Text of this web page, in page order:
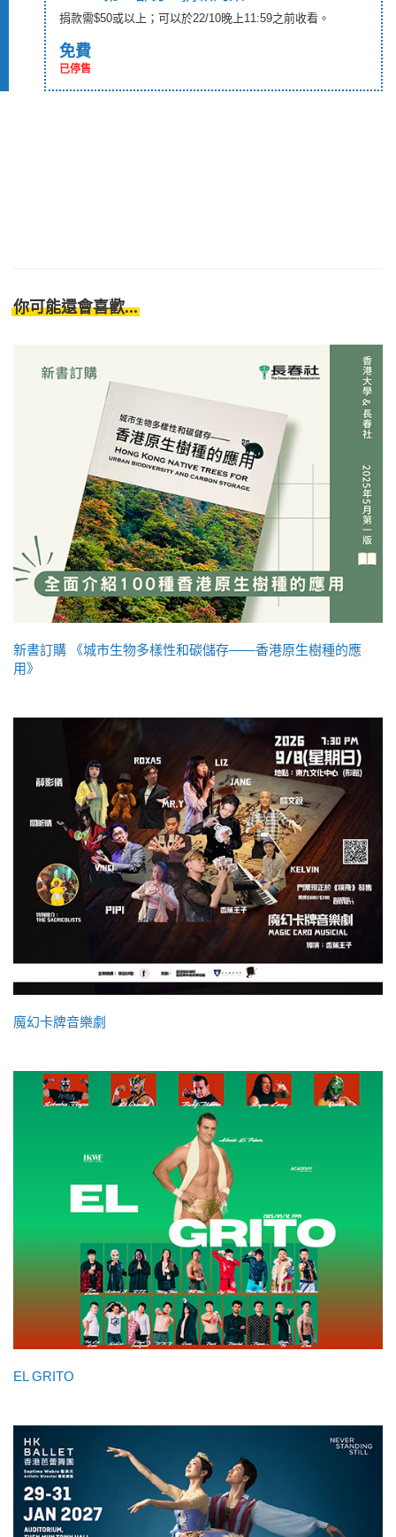
捐款需$50或以上；可以於22/10晚上11:59之前收看。
免費
已停售
你可能還會喜歡...
新書訂購 《城市生物多樣性和碳儲存——香港原生樹種的應
用》
魔幻卡牌音樂劇
EL GRITO